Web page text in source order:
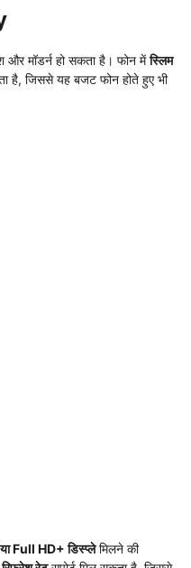
और मॉडर्न हो सकता है। फोन मेंस्लिम
है, जिससे यह बजट फोन होते हुए भी
Full HD+ डिस्प्लेमिलने की